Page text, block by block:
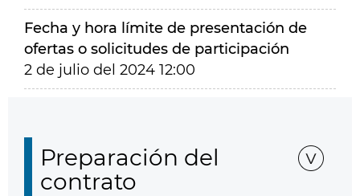
Fecha y hora límite de presentación de
ofertas o solicitudes de participación
2 de julio del 2024 12:00
Preparación del
contrato